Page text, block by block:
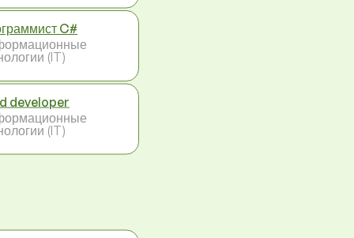
C#
(IT)
developer
(IT)